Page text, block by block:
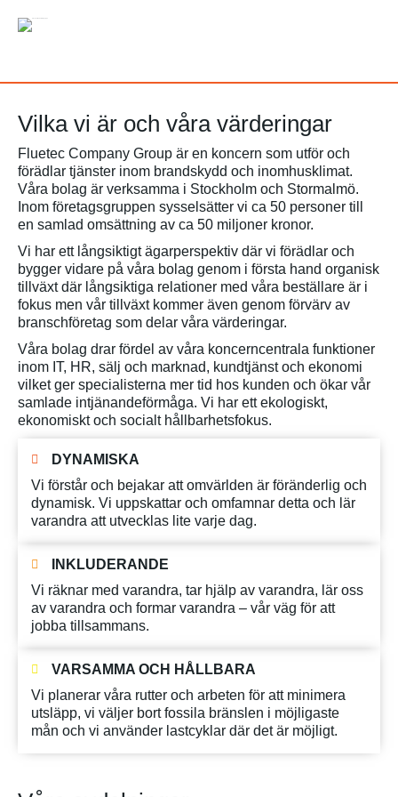
Vilka vi är och våra värderingar
Fluetec Company Group är en koncern som utför och
förädlar tjänster inom brandskydd och inomhusklimat.
Våra bolag är verksamma i Stockholm och Stormalmö.
Inom företagsgruppen sysselsätter vi ca 50 personer till
en samlad omsättning av ca 50 miljoner kronor.
Vi har ett långsiktigt ägarperspektiv där vi förädlar och
bygger vidare på våra bolag genom i första hand organisk
tillväxt där långsiktiga relationer med våra beställare är i
fokus men vår tillväxt kommer även genom förvärv av
branschföretag som delar våra värderingar.
Våra bolag drar fördel av våra koncerncentrala funktioner
inom IT, HR, sälj och marknad, kundtjänst och ekonomi
vilket ger specialisterna mer tid hos kunden och ökar vår
samlade intjänandeförmåga. Vi har ett ekologiskt,
ekonomiskt och socialt hållbarhetsfokus.
DYNAMISKA
Vi förstår och bejakar att omvärlden är föränderlig och
dynamisk. Vi uppskattar och omfamnar detta och lär
varandra att utvecklas lite varje dag.
INKLUDERANDE
Vi räknar med varandra, tar hjälp av varandra, lär oss
av varandra och formar varandra – vår väg för att
jobba tillsammans.
VARSAMMA OCH HÅLLBARA
Vi planerar våra rutter och arbeten för att minimera
utsläpp, vi väljer bort fossila bränslen i möjligaste
mån och vi använder lastcyklar där det är möjligt.